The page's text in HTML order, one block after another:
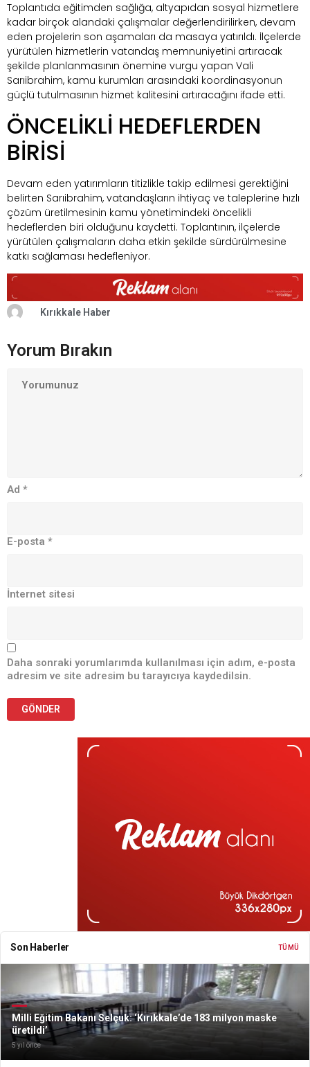
Toplantıda eğitimden sağlığa, altyapıdan sosyal hizmetlere
kadar birçok alandaki çalışmalar değerlendirilirken, devam
eden projelerin son aşamaları da masaya yatırıldı. İlçelerde
yürütülen hizmetlerin vatandaş memnuniyetini artıracak
şekilde planlanmasının önemine vurgu yapan Vali
Sarıibrahim, kamu kurumları arasındaki koordinasyonun
güçlü tutulmasının hizmet kalitesini artıracağını ifade etti.
ÖNCELİKLİ HEDEFLERDEN
BİRİSİ
Devam eden yatırımların titizlikle takip edilmesi gerektiğini
belirten Sarıibrahim, vatandaşların ihtiyaç ve taleplerine hızlı
çözüm üretilmesinin kamu yönetimindeki öncelikli
hedeflerden biri olduğunu kaydetti. Toplantının, ilçelerde
yürütülen çalışmaların daha etkin şekilde sürdürülmesine
katkı sağlaması hedefleniyor.
Kırıkkale Haber
Yorum Bırakın
Ad *
E-posta *
İnternet sitesi
Daha sonraki yorumlarımda kullanılması için adım, e-posta
adresim ve site adresim bu tarayıcıya kaydedilsin.
Son Haberler TÜMÜ
Milli Eğitim Bakanı Selçuk: ‘Kırıkkale’de 183 milyon maske
üretildi’
5 yıl önce